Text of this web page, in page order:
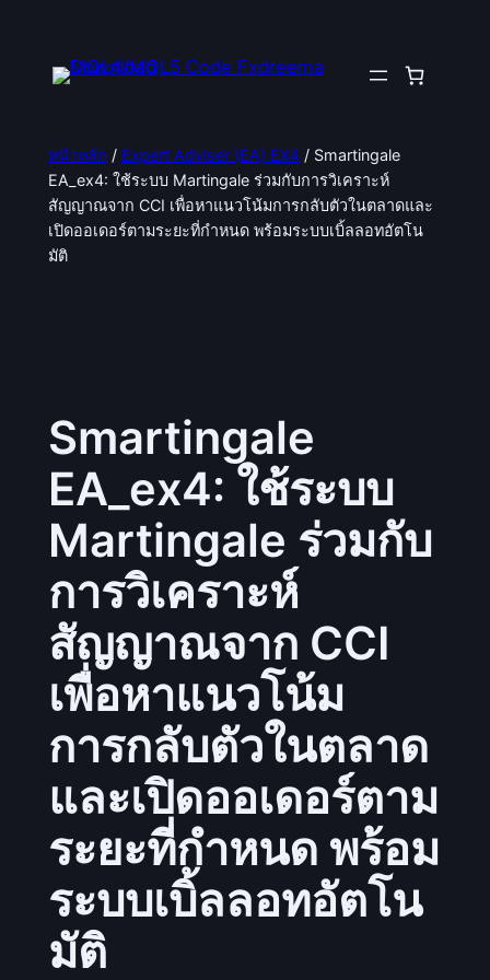
หน้าหลัก / Expert Adviser (EA) EX4/ Smartingale
EA_ex4: ใช้ระบบ Martingale ร่วมกับการวิเคราะห์
สัญญาณจาก CCI เพื่อหาแนวโน้มการกลับตัวในตลาดและ
เปิดออเดอร์ตามระยะที่กำหนด พร้อมระบบเบิ้ลลอทอัตโน
มัติ
Smartingale
EA_ex4: ใช้ระบบ
Martingale ร่วมกับ
การวิเคราะห์
สัญญาณจาก CCI
เพื่อหาแนวโน้ม
การกลับตัวในตลาด
และเปิดออเดอร์ตาม
ระยะที่กำหนด พร้อม
ระบบเบิ้ลลอทอัตโน
มัติ